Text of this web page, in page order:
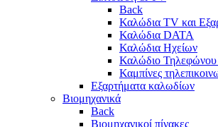
Back
Καλώδια TV και
Καλώδια DATA
Καλώδια Ηχείων
Καλώδιο
Καμπίνες
Eξαρτήματα καλωδίων
Βιομηχανικά
Back
Βιομηχανικοί πίνακες